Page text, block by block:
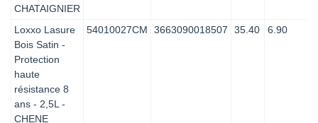
CHATAIGNIER
Loxxo Lasure
Bois Satin -
Protection
haute
résistance 8
ans - 2,5L -
CHENE
54010027CM 3663090018507 35.40 6.90